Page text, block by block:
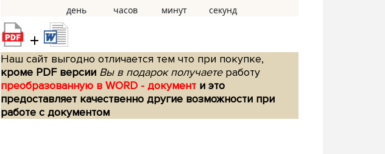
+
Наш сайт выгодно отличается тем что при покупке,
кроме PDF версии Вы в подарок получаетеработу
преобразованную в WORD - документ и это
предоставляет качественно другие возможности при
работе с документом